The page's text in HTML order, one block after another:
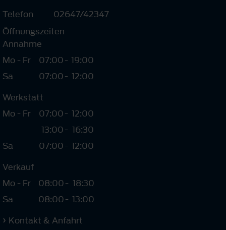
Telefon
02647/42347
Öffnungszeiten
Annahme
Mo - Fr
07:00- 19:00
Sa
07:00- 12:00
Werkstatt
Mo - Fr
07:00
13:00
-
-
12:00
16:30
Sa
07:00- 12:00
Verkauf
Mo - Fr
08:00- 18:30
Sa
08:00- 13:00
Kontakt & Anfahrt